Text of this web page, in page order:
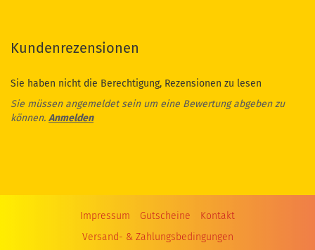
Kundenrezensionen
Sie haben nicht die Berechtigung, Rezensionen zu lesen
Sie müssen angemeldet sein um eine Bewertung abgeben zu
können. Anmelden
Impressum Gutscheine
Kontakt
Versand- & Zahlungsbedingungen